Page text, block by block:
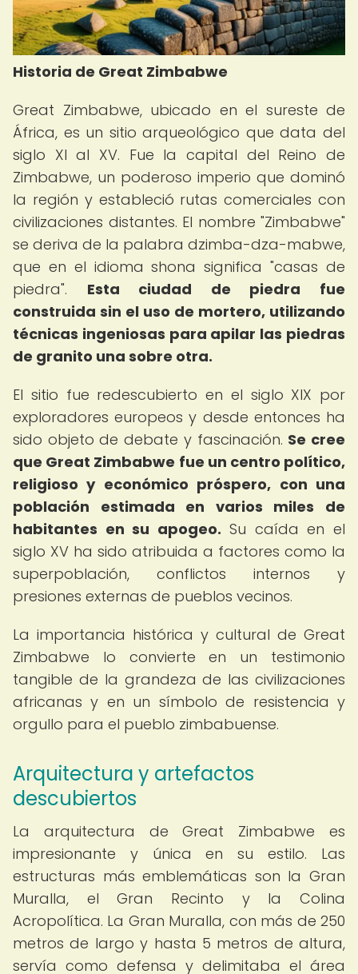
Historia de Great Zimbabwe
Great Zimbabwe, ubicado en el sureste de
África, es un sitio arqueológico que data del
siglo XI al XV. Fue la capital del Reino de
Zimbabwe, un poderoso imperio que dominó
la región y estableció rutas comerciales con
civilizaciones distantes. El nombre "Zimbabwe"
se deriva de la palabra dzimba-dza-mabwe,
que en el idioma shona significa "casas de
piedra". Esta ciudad de piedra fue
construida sin el uso de mortero, utilizando
técnicas ingeniosas para apilar las piedras
de granito una sobre otra.
El sitio fue redescubierto en el siglo XIX por
exploradores europeos y desde entonces ha
sido objeto de debate y fascinación. Se cree
que Great Zimbabwe fue un centro político,
religioso y económico próspero, con una
población estimada en varios miles de
habitantes en su apogeo. Su caída en el
siglo XV ha sido atribuida a factores como la
superpoblación, conflictos internos y
presiones externas de pueblos vecinos.
La importancia histórica y cultural de Great
Zimbabwe lo convierte en un testimonio
tangible de la grandeza de las civilizaciones
africanas y en un símbolo de resistencia y
orgullo para el pueblo zimbabuense.
Arquitectura y artefactos
descubiertos
La arquitectura de Great Zimbabwe es
impresionante y única en su estilo. Las
estructuras más emblemáticas son la Gran
Muralla, el Gran Recinto y la Colina
Acropolítica. La Gran Muralla, con más de 250
metros de largo y hasta 5 metros de altura,
servía como defensa y delimitaba el área